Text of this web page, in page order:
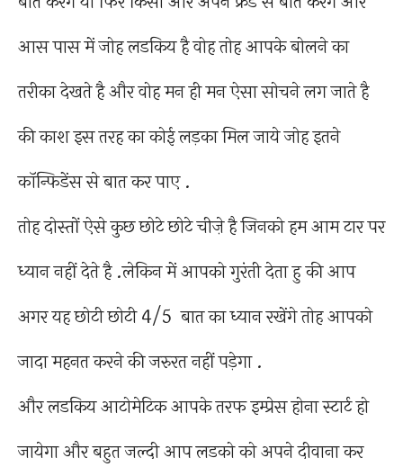
आस पास में जोह लडकिय है वोह तोह आपके बोलने का
तरीका देखते है और वोह मन ही मन ऐसा सोचने लग जाते है
की काश इस तरह का कोई लड़का मिल जाये जोह इतने
कॉन्फिडेंस से बात कर पाए .
तोह दोस्तों ऐसे कुछ छोटे छोटे चीज़े है जिनको हम आम टार पर
ध्यान नहीं देते है .लेकिन में आपको गुरंती देता हु की आप
अगर यह छोटी छोटी 4/5 बात का ध्यान रखेंगे तोह आपको
जादा महनत करने की जरुरत नहीं पड़ेगा .
और लडकिय आटोमेटिक आपके तरफ इम्प्रेस होना स्टार्ट हो
जायेगा और बहुत जल्दी आप लडको को अपने दीवाना कर